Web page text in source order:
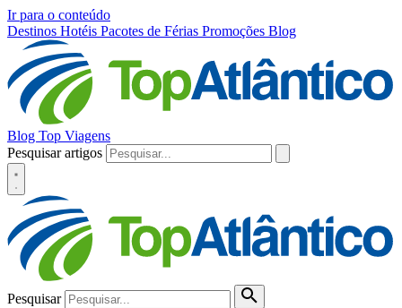
Ir para o conteúdo
Destinos Hotéis Pacotes de Férias Promoções Blog
Blog Top Viagens
Pesquisar artigos
Pesquisar